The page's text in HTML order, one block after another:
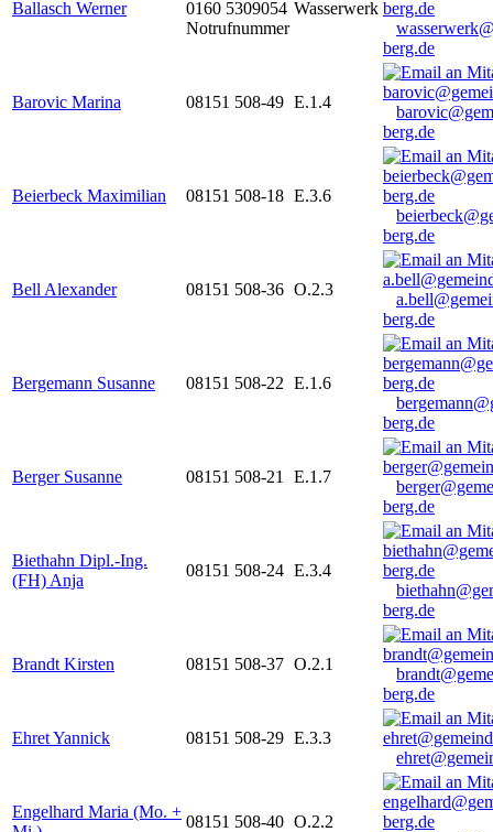
Ballasch Werner
0160 5309054
Notrufnummer
Wasserwerk
berg.de
Barovic Marina 08151 508-49 E.1.4
berg.de
Beierbeck Maximilian 08151 508-18 E.3.6
berg.de
Bell Alexander 08151 508-36 O.2.3
berg.de
Bergemann Susanne 08151 508-22 E.1.6
berg.de
Berger Susanne 08151 508-21 E.1.7
berg.de
Biethahn Dipl.-Ing.
(FH) Anja
08151 508-24 E.3.4
berg.de
Brandt Kirsten 08151 508-37 O.2.1
berg.de
Ehret Yannick 08151 508-29 E.3.3
Engelhard Maria (Mo. +
08151 508-40 O.2.2